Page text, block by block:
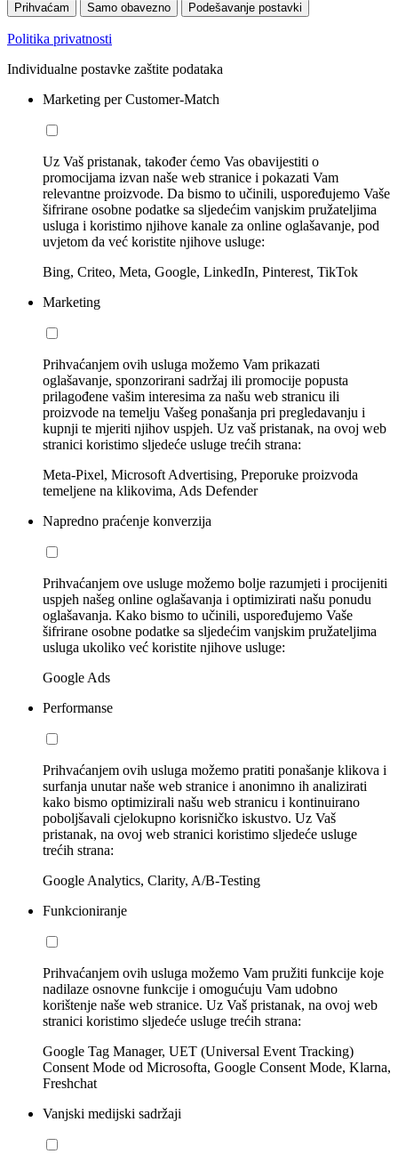
Prihvaćam Samo obavezno Podešavanje postavki
Politika privatnosti
Individualne postavke zaštite podataka
Marketing per Customer-Match
Uz Vaš pristanak, također ćemo Vas obavijestiti o
promocijama izvan naše web stranice i pokazati Vam
relevantne proizvode. Da bismo to učinili, uspoređujemo Vaše
šifrirane osobne podatke sa sljedećim vanjskim pružateljima
usluga i koristimo njihove kanale za online oglašavanje, pod
uvjetom da već koristite njihove usluge:
Bing, Criteo, Meta, Google, LinkedIn, Pinterest, TikTok
Marketing
Prihvaćanjem ovih usluga možemo Vam prikazati
oglašavanje, sponzorirani sadržaj ili promocije popusta
prilagođene vašim interesima za našu web stranicu ili
proizvode na temelju Vašeg ponašanja pri pregledavanju i
kupnji te mjeriti njihov uspjeh. Uz vaš pristanak, na ovoj web
stranici koristimo sljedeće usluge trećih strana:
Meta-Pixel, Microsoft Advertising, Preporuke proizvoda
temeljene na klikovima, Ads Defender
Napredno praćenje konverzija
Prihvaćanjem ove usluge možemo bolje razumjeti i procijeniti
uspjeh našeg online oglašavanja i optimizirati našu ponudu
oglašavanja. Kako bismo to učinili, uspoređujemo Vaše
šifrirane osobne podatke sa sljedećim vanjskim pružateljima
usluga ukoliko već koristite njihove usluge:
Google Ads
Performanse
Prihvaćanjem ovih usluga možemo pratiti ponašanje klikova i
surfanja unutar naše web stranice i anonimno ih analizirati
kako bismo optimizirali našu web stranicu i kontinuirano
poboljšavali cjelokupno korisničko iskustvo. Uz Vaš
pristanak, na ovoj web stranici koristimo sljedeće usluge
trećih strana:
Google Analytics, Clarity, A/B-Testing
Funkcioniranje
Prihvaćanjem ovih usluga možemo Vam pružiti funkcije koje
nadilaze osnovne funkcije i omogućuju Vam udobno
korištenje naše web stranice. Uz Vaš pristanak, na ovoj web
stranici koristimo sljedeće usluge trećih strana:
Google Tag Manager, UET (Universal Event Tracking)
Consent Mode od Microsofta, Google Consent Mode, Klarna,
Freshchat
Vanjski medijski sadržaji